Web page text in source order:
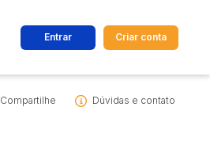
Entrar Criar conta
Compartilhe Dúvidas e contato